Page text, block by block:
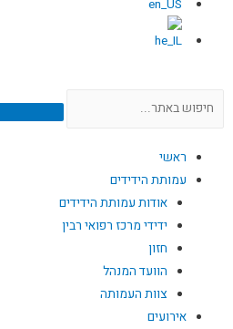
ראשי
עמותת הידידים
אודות עמותת הידידים
ידידי מרכז רפואי רבין
חזון
הוועד המנהל
צוות העמותה
אירועים